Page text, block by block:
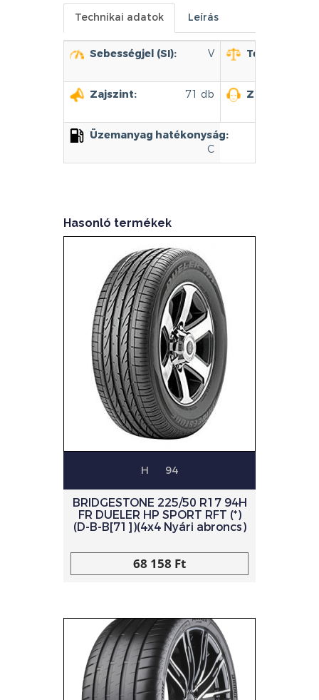
Technikai adatok Leírás
Sebességjel (SI): V
Zajszint: 71 db Zajszint
Üzemanyag hatékonyság:
C
Hasonló termékek
H 94
BRIDGESTONE 225/50 R17 94H
FR DUELER HP SPORT RFT (*)
(D-B-B[71])(4x4 Nyári abroncs)
68 158 Ft